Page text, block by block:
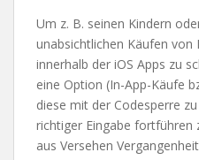
Um z. B. seinen Kindern
unabsichtlichen Käufen von
innerhalb der iOS Apps zu
eine Option (In-App-Käufe
diese mit der Codesperre
richtiger Eingabe fortführen
aus Versehen